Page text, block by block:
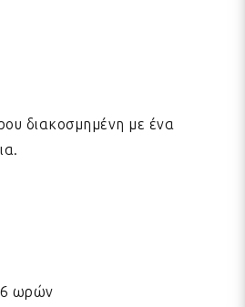
διακοσμημένη με ένα
ωρών